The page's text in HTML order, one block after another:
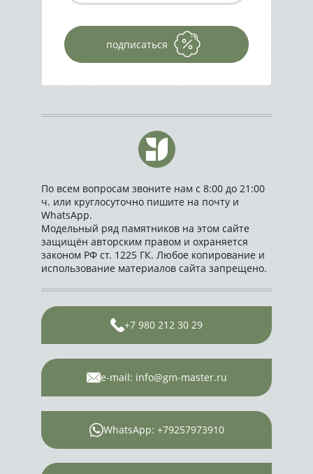
подписаться
По всем вопросам звоните нам с 8:00 до 21:00
ч. или круглосуточно пишите на почту и
WhatsApp.
Модельный ряд памятников на этом сайте
защищён авторским правом и охраняется
законом РФ ст. 1225 ГК. Любое копирование и
использование материалов сайта запрещено.
+7 980 212 30 29
e-mail: info@gm-master.ru
WhatsApp: +79257973910